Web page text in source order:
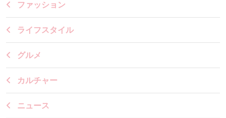
ファッション
ライフスタイル
グルメ
カルチャー
ニュース